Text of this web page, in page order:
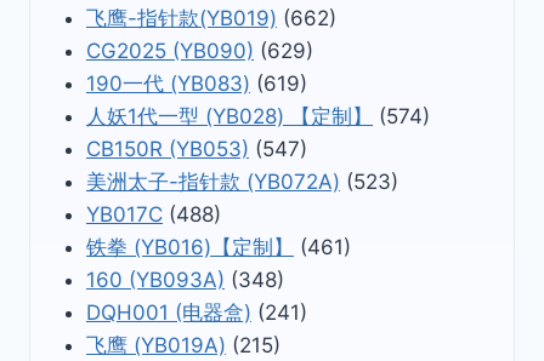
飞鹰-指针款(YB019) (662)
CG2025 (YB090) (629)
190一代 (YB083) (619)
人妖1代一型 (YB028) 【定制】
(574)
CB150R (YB053) (547)
美洲太子-指针款 (YB072A) (523)
YB017C (488)
铁拳 (YB016)【定制】
(461)
160 (YB093A) (348)
DQH001 (电器盒) (241)
飞鹰 (YB019A) (215)